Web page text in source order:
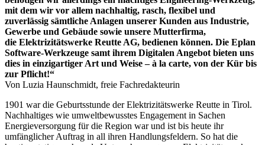
mit dem wir vor allem nachhaltig, rasch, flexibel und
zuverlässig sämtliche Anlagen unserer Kunden aus Industrie,
Gewerbe und Gebäude sowie unsere Mutterfirma,
die Elektrizitätswerke Reutte AG, bedienen können. Die Eplan
Software-Werkzeuge samt ihrem Digitalen Angebot bieten uns
dies in einzigartiger Art und Weise – à la carte, von der Kür bis
zur Pflicht!“
Von Luzia Haunschmidt, freie Fachredakteurin
1901 war die Geburtsstunde der Elektrizitätswerke Reutte in Tirol.
Nachhaltiges wie umweltbewusstes Engagement in Sachen
Energieversorgung für die Region war und ist bis heute ihr
umfänglicher Auftrag in all ihren Handlungsfeldern. So hat die